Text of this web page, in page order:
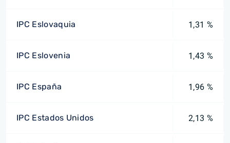
IPC Eslovaquia 1,31 %
IPC Eslovenia 1,43 %
IPC España 1,96 %
IPC Estados Unidos 2,13 %